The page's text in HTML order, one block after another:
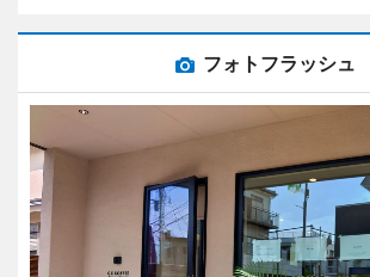
フォトフラッシュ